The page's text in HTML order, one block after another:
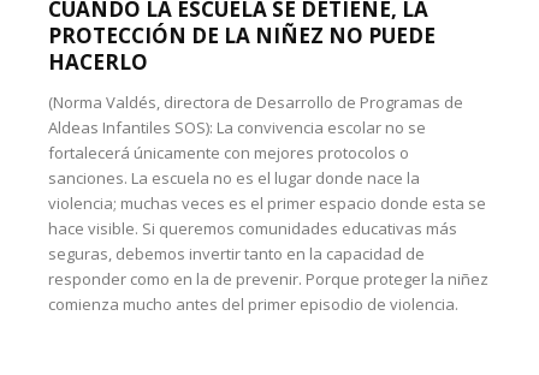
CUANDO LA ESCUELA SE DETIENE, LA
PROTECCIÓN DE LA NIÑEZ NO PUEDE
HACERLO
(Norma Valdés, directora de Desarrollo de Programas de
Aldeas Infantiles SOS): La convivencia escolar no se
fortalecerá únicamente con mejores protocolos o
sanciones. La escuela no es el lugar donde nace la
violencia; muchas veces es el primer espacio donde esta se
hace visible. Si queremos comunidades educativas más
seguras, debemos invertir tanto en la capacidad de
responder como en la de prevenir. Porque proteger la niñez
comienza mucho antes del primer episodio de violencia.